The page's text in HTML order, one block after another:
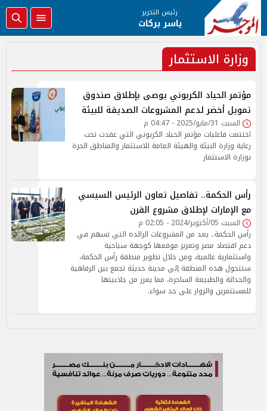
رئيس التحرير
ياسر بركات
وزارة الاستثمار
مؤتمر الحياد الكربوني يوصى بإطلاق صندوق
تمويل أخضر لدعم المشروعات الصديقة للبيئة
السبت 31/مايو/2025 - 04:47 م
اختتمت فاعليات مؤتمر الحياد الكربوني التي عقدت تحت
رعاية وزارة البيئة والهيئة العامة للاستثمار والمناطق الحرة
بوزارة الاستثمار
رأس الحكمة.. تفاصيل تعاون الرئيس السيسي
مع الإمارات لإطلاق مشروع القرن
السبت 05/أكتوبر/2024 - 02:05 م
رأس الحكمة.. يعد من المشروعات الرائدة التي تسهم في
دعم اقتصاد مصر وتعزيز موقعها كوجهة سياحية
واستثمارية عالمية، ومن خلال تطوير منطقة رأس الحكمة،
ستتحول هذه المنطقة إلى مدينة حديثة تجمع بين الرفاهية
والحداثة والطبيعة الساحرة، مما يعزز من جاذبيتها
للمستثمرين والزوار على حد سواء.